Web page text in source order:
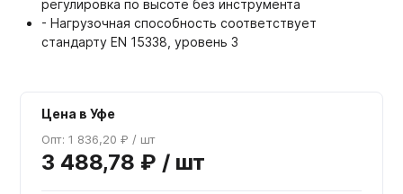
регулировка по высоте без инструмента
- Нагрузочная способность соответствует
стандарту EN 15338, уровень 3
Цена в Уфе
Опт: 1 836,20 ₽ / шт
3 488,78 ₽ / шт